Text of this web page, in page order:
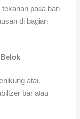
pada ban
di bagian
atau
bar atau